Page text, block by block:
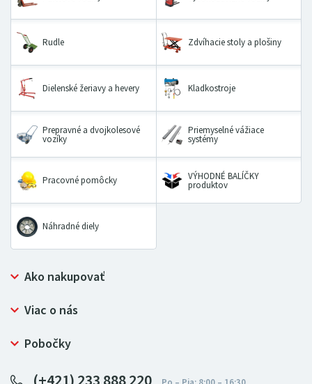
Rudle Zdvíhacie stoly a plošiny
Dielenské žeriavy a hevery Kladkostroje
Prepravné a dvojkolesové
vozíky
Priemyselné vážiace
systémy
Pracovné pomôcky VÝHODNÉ BALÍČKY
produktov
Náhradné diely
Ako nakupovať
Prečo nakupovať u LUGERO
Ochrana osobných údajov
Viac o nás
Bezpečný nákup
Certifikát NATUR-PACK
Pre predajcov
Pobočky